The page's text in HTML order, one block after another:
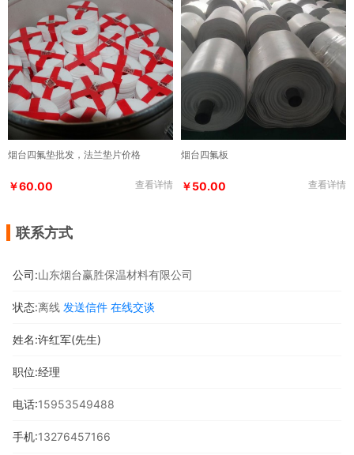
烟台四氟垫批发，法兰垫片价格
￥60.00 查看详情
烟台四氟板
￥50.00 查看详情
联系方式
公司:山东烟台赢胜保温材料有限公司
状态:离线 发送信件 在线交谈
姓名:许红军(先生)
职位:经理
电话:15953549488
手机:13276457166